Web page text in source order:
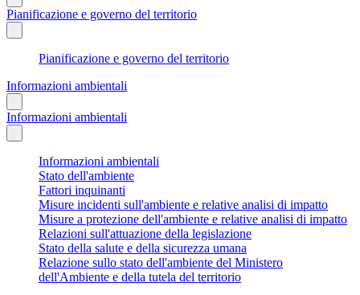
Pianificazione e governo del territorio
Pianificazione e governo del territorio
Informazioni ambientali
Informazioni ambientali
Informazioni ambientali
Stato dell'ambiente
Fattori inquinanti
Misure incidenti sull'ambiente e relative analisi di impatto
Misure a protezione dell'ambiente e relative analisi di impatto
Relazioni sull'attuazione della legislazione
Stato della salute e della sicurezza umana
Relazione sullo stato dell'ambiente del Ministero
dell'Ambiente e della tutela del territorio